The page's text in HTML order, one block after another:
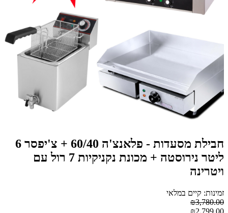
חבילת מסעדות - פלאנצ'ה 60/40 + צ'יפסר 6
ליטר נירוסטה + מכונת נקניקיות 7 רול עם
ויטרינה
זמינות: קיים במלאי
₪3,780.00
₪2,799.00